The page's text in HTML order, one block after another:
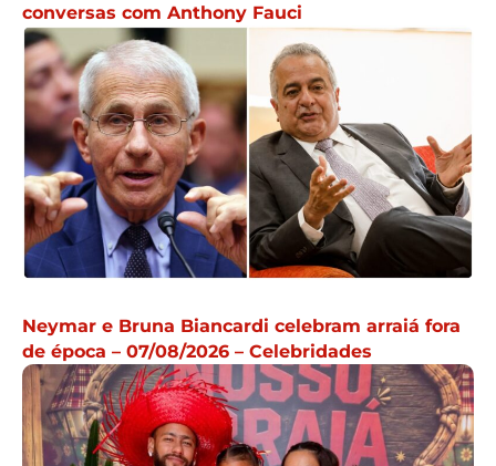
conversas com Anthony Fauci
Neymar e Bruna Biancardi celebram arraiá fora
de época – 07/08/2026 – Celebridades